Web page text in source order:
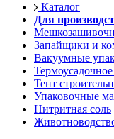
Каталог
Для
Запайщики и
Вакуумные
Тент
Упаковочные
Нитритная соль